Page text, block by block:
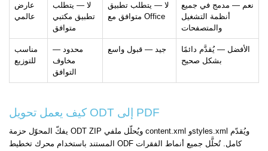
عارض
عالمي
لا — يتطلب
تطبيق مكتبي
متوافق
لا — يتطلب تطبيق
متوافق مع Office
نعم — مدمج في جميع
أنظمة التشغيل
والمتصفحات
مناسب
للتوزيع
محدود —
مخاوف
التوافق
جيد — قبول واسع
الأفضل — يُقدَّم دائمًا
بشكل صحيح
كيف يعمل تحويل ODT إلى PDF
يفكّ المحوّل حزمة ODT ZIP ويُحلّل ملفي content.xml وstyles.xml ويُقدّم
المستند باستخدام محرك تخطيط ODF كامل. تُحلَّل جميع أنماط الفقرات